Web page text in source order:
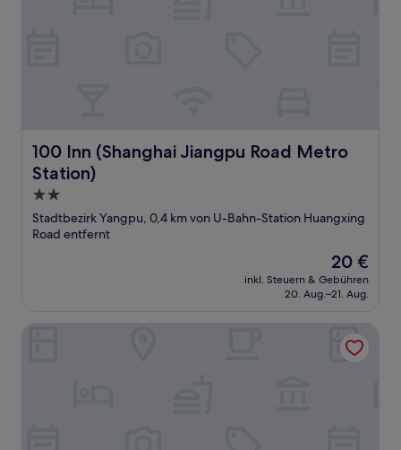
100 Inn (Shanghai Jiangpu Road Metro
Station)
100 Inn (Shanghai Jiangpu Road Metro Station)
2.0-
Sterne-
Unterkunft
Stadtbezirk Yangpu, 0,4 km von U-Bahn-Station Huangxing
Road entfernt
Der
Preis
beträgt
20 €
inkl. Steuern & Gebühren
20. Aug.–21. Aug.